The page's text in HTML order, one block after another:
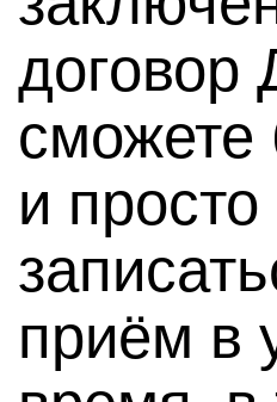
сможете
и просто
приём в